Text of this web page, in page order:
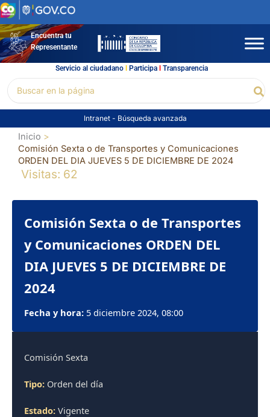
Ir
al
contenidoEncuentra tu
Representante
Servicio al ciudadano l Participal Transparencia
por:
Intranet - Búsqueda avanzada
Inicio
Comisión Sexta o de Transportes y Comunicaciones
ORDEN DEL DIA JUEVES 5 DE DICIEMBRE DE 2024
Visitas: 62
Comisión Sexta o de Transportes
y Comunicaciones ORDEN DEL
DIA JUEVES 5 DE DICIEMBRE DE
2024
Fecha y hora: 5 diciembre 2024, 08:00
Comisión Sexta
Tipo: Orden del día
Estado: Vigente